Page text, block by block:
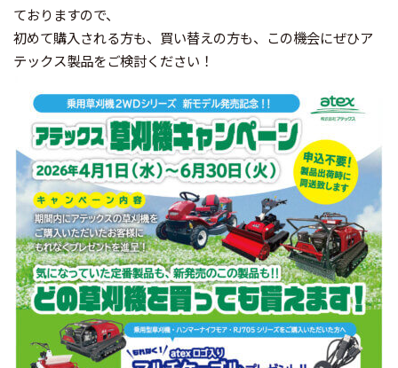
ておりますので、
初めて購入される方も、買い替えの方も、この機会にぜひア
テックス製品をご検討ください！